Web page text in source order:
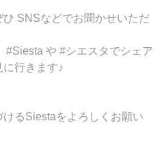
SNSなどでお聞かせいただ
や #シエスタでシェア
に行きます♪
るSiestaをよろしくお願い